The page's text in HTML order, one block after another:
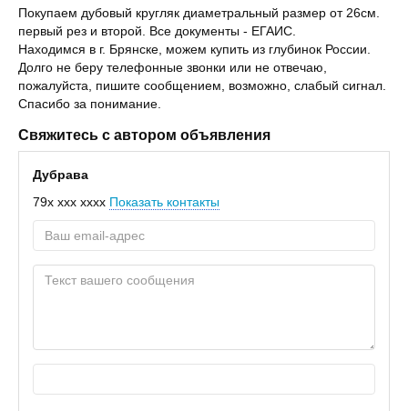
Покупаем дубовый кругляк диаметральный размер от 26см.
первый рез и второй. Все документы - ЕГАИС.
Находимся в г. Брянске, можем купить из глубинок России.
Долго не беру телефонные звонки или не отвечаю,
пожалуйста, пишите сообщением, возможно, слабый сигнал.
Спасибо за понимание.
Свяжитесь с автором объявления
Дубрава
79x xxx xxxx Показать контакты